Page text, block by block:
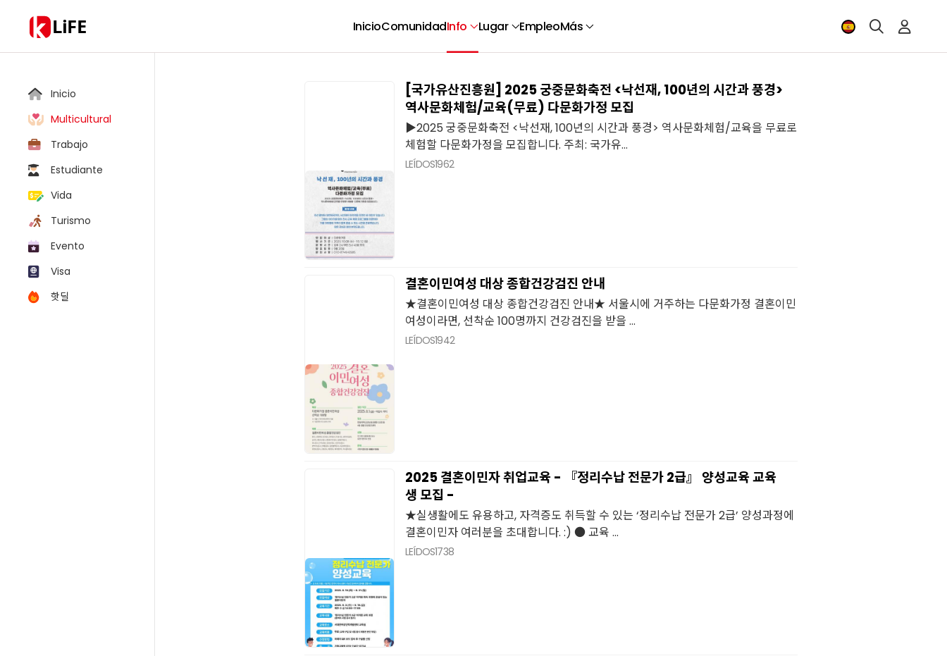
LiFE InicioComunidadInfo Lugar EmpleoMás
Inicio
Multicultural
Trabajo
Estudiante
Vida
Turismo
Evento
Visa
핫딜
[국가유산진흥원] 2025 궁중문화축전 <낙선재, 100년의 시간과 풍경>
역사문화체험/교육(무료) 다문화가정 모집
▶2025 궁중문화축전 <낙선재, 100년의 시간과 풍경> 역사문화체험/교육을 무료로
체험할 다문화가정을 모집합니다. 주최: 국가유...
LEÍDOS1962
결혼이민여성 대상 종합건강검진 안내
★결혼이민여성 대상 종합건강검진 안내★ 서울시에 거주하는 다문화가정 결혼이민
여성이라면, 선착순 100명까지 건강검진을 받을 ...
LEÍDOS1942
2025 결혼이민자 취업교육 - 『정리수납 전문가 2급』 양성교육 교육
생 모집 -
★실생활에도 유용하고, 자격증도 취득할 수 있는 ‘정리수납 전문가 2급’ 양성과정에
결혼이민자 여러분을 초대합니다. :) ● 교육 ...
LEÍDOS1738